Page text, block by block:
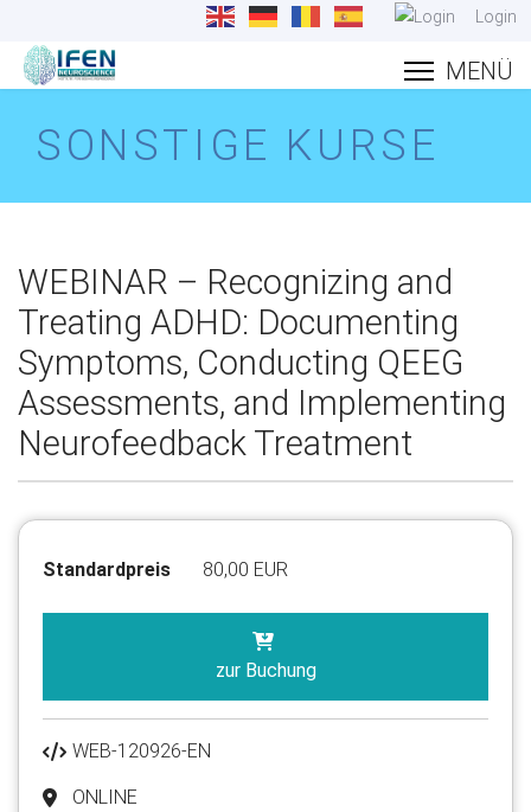
Login
SONSTIGE KURSE
WEBINAR – Recognizing and
Treating ADHD: Documenting
Symptoms, Conducting QEEG
Assessments, and Implementing
Neurofeedback Treatment
Standardpreis 80,00 EUR
zur Buchung
WEB-120926-EN
ONLINE